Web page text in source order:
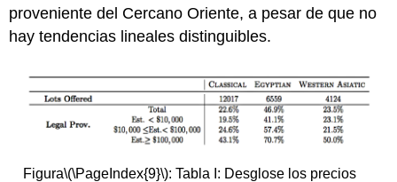
proveniente del Cercano Oriente, a pesar de que no
hay tendencias lineales distinguibles.
Figura\(\PageIndex{9}\): Tabla I: Desglose los precios